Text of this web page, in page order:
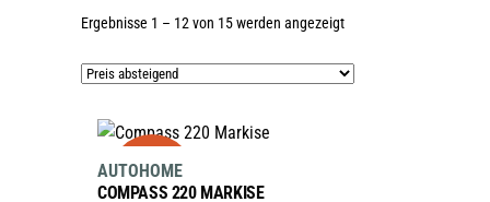
Ergebnisse 1 – 12 von 15 werden angezeigtNach
absteigend
sale
IN DEN WARENKORB
COMPASS 220 MARKISE
AUTOHOME